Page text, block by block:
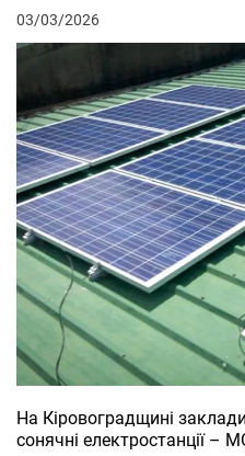
03/03/2026
На Кіровоградщині
сонячні електростанції –